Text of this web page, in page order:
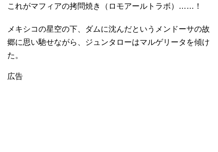
これがマフィアの拷問焼き（ロモアールトラボ）……！
メキシコの星空の下、ダムに沈んだというメンドーサの故
郷に思い馳せながら、ジュンタローはマルゲリータを傾け
た。
広告